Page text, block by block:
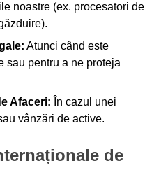
noastre (ex. procesatori de
Atunci când este
sau pentru a ne proteja
Afaceri: În cazul unei
vânzări de active.
de